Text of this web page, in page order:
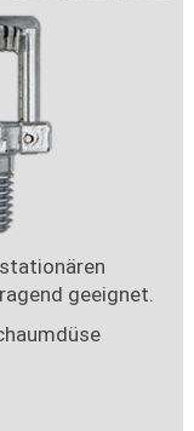
geeignet.